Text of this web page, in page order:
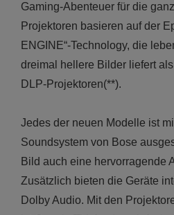
Gaming-Abenteuer für die
Projektoren basieren auf der
ENGINE“-Technology, die
dreimal hellere Bilder liefert
DLP-Projektoren(**).
Jedes der neuen Modelle ist
Soundsystem von Bose
Bild auch eine hervorragende
Zusätzlich bieten die Geräte
Dolby Audio. Mit den